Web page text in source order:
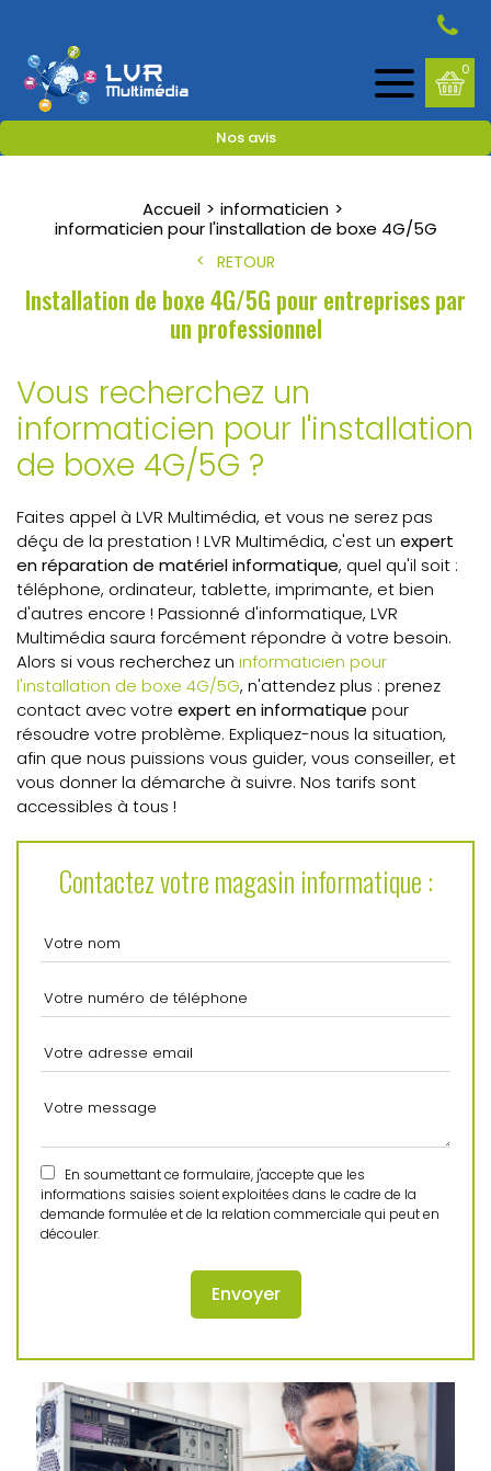
Nos avis
0
Accueil
informaticien
informaticien pour l'installation de boxe 4G/5G
RETOUR
Installation de boxe 4G/5G pour entreprises par
un professionnel
Vous recherchez un
informaticien pour l'installation
de boxe 4G/5G ?
Faites appel à LVR Multimédia, et vous ne serez pas
déçu de la prestation ! LVR Multimédia, c'est un expert
en réparation de matériel informatique, quel qu'il soit :
téléphone, ordinateur, tablette, imprimante, et bien
d'autres encore ! Passionné d'informatique, LVR
Multimédia saura forcément répondre à votre besoin.
Alors si vous recherchez un informaticien pour
l'installation de boxe 4G/5G, n'attendez plus : prenez
contact avec votre expert en informatique pour
résoudre votre problème. Expliquez-nous la situation,
afin que nous puissions vous guider, vous conseiller, et
vous donner la démarche à suivre. Nos tarifs sont
accessibles à tous !
Contactez votre magasin informatique :
En soumettant ce formulaire, j'accepte que les
informations saisies soient exploitées dans le cadre de la
demande formulée et de la relation commerciale qui peut en
découler.